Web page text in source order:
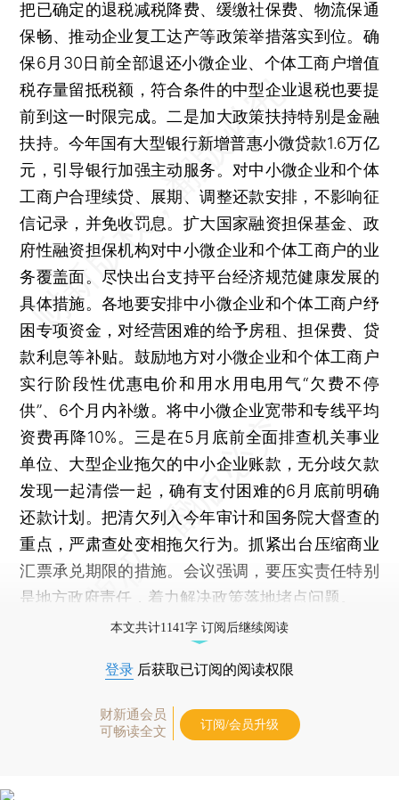
把已确定的退税减税降费、缓缴社保费、物流保通
保畅、推动企业复工达产等政策举措落实到位。确
保6月30日前全部退还小微企业、个体工商户增值
税存量留抵税额，符合条件的中型企业退税也要提
前到这一时限完成。二是加大政策扶持特别是金融
扶持。今年国有大型银行新增普惠小微贷款1.6万亿
元，引导银行加强主动服务。对中小微企业和个体
工商户合理续贷、展期、调整还款安排，不影响征
信记录，并免收罚息。扩大国家融资担保基金、政
府性融资担保机构对中小微企业和个体工商户的业
务覆盖面。尽快出台支持平台经济规范健康发展的
具体措施。各地要安排中小微企业和个体工商户纾
困专项资金，对经营困难的给予房租、担保费、贷
款利息等补贴。鼓励地方对小微企业和个体工商户
实行阶段性优惠电价和用水用电用气“欠费不停
供”、6个月内补缴。将中小微企业宽带和专线平均
资费再降10%。三是在5月底前全面排查机关事业
单位、大型企业拖欠的中小企业账款，无分歧欠款
发现一起清偿一起，确有支付困难的6月底前明确
还款计划。把清欠列入今年审计和国务院大督查的
重点，严肃查处变相拖欠行为。抓紧出台压缩商业
汇票承兑期限的措施。会议强调，要压实责任特别
是地方政府责任，着力解决政策落地堵点问题。
本文共计1141字 订阅后继续阅读
登录 后获取已订阅的阅读权限
财新通会员
可畅读全文
订阅/会员升级